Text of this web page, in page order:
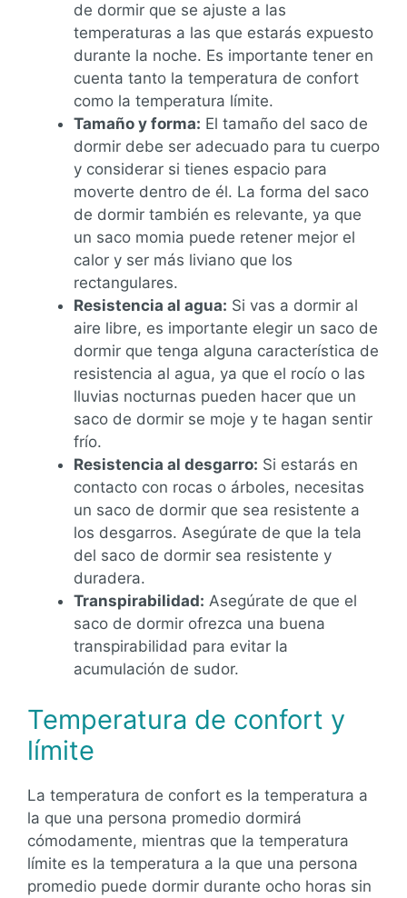
de dormir que se ajuste a las
temperaturas a las que estarás expuesto
durante la noche. Es importante tener en
cuenta tanto la temperatura de confort
como la temperatura límite.
Tamaño y forma: El tamaño del saco de
dormir debe ser adecuado para tu cuerpo
y considerar si tienes espacio para
moverte dentro de él. La forma del saco
de dormir también es relevante, ya que
un saco momia puede retener mejor el
calor y ser más liviano que los
rectangulares.
Resistencia al agua: Si vas a dormir al
aire libre, es importante elegir un saco de
dormir que tenga alguna característica de
resistencia al agua, ya que el rocío o las
lluvias nocturnas pueden hacer que un
saco de dormir se moje y te hagan sentir
frío.
Resistencia al desgarro: Si estarás en
contacto con rocas o árboles, necesitas
un saco de dormir que sea resistente a
los desgarros. Asegúrate de que la tela
del saco de dormir sea resistente y
duradera.
Transpirabilidad: Asegúrate de que el
saco de dormir ofrezca una buena
transpirabilidad para evitar la
acumulación de sudor.
Temperatura de confort y
límite
La temperatura de confort es la temperatura a
la que una persona promedio dormirá
cómodamente, mientras que la temperatura
límite es la temperatura a la que una persona
promedio puede dormir durante ocho horas sin